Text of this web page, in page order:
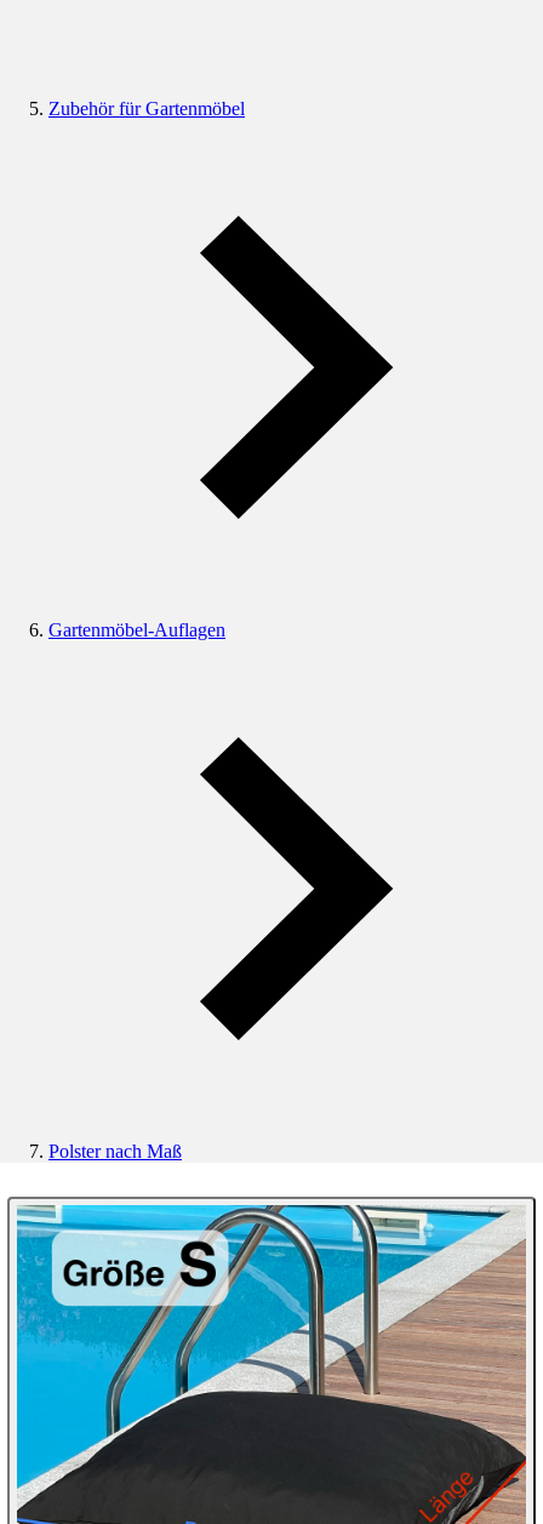
Zubehör für Gartenmöbel
Gartenmöbel-Auflagen
Polster nach Maß